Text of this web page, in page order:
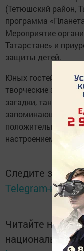
(Тетюшский район,
программа
Мероприятие
Татарстане» и
защиты детей.
Юных гостей ждали
творческие
загадки, танцы и
запоминающимся —
положительных
настроением.
Следите за
Telegram-канале
Читайте
национальном